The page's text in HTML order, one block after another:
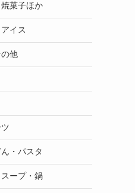
菓子ほか
イス
他
・パスタ
ープ・鍋